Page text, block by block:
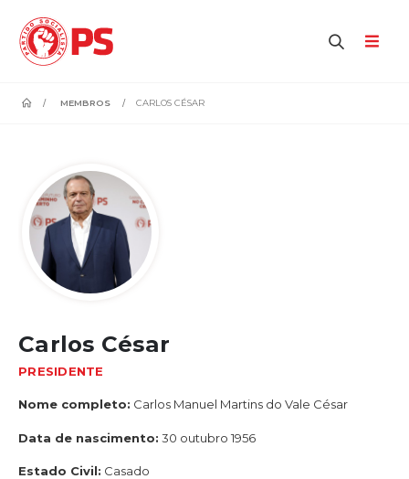
MEMBROS CARLOS CÉSAR
Carlos César
PRESIDENTE
Nome completo: Carlos Manuel Martins do Vale César
Data de nascimento: 30 outubro 1956
Estado Civil: Casado